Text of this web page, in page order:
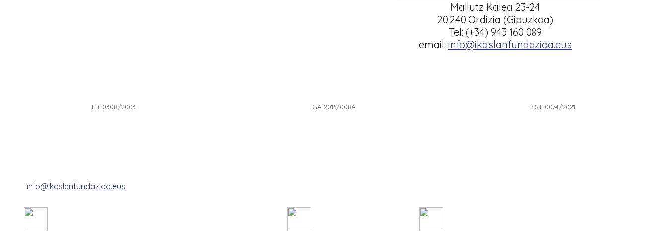
Mallutz Kalea 23-24
20.240 Ordizia (Gipuzkoa)
Tel: (+34) 943 160 089
email: info@ikaslanfundazioa.eus
ER-0308/2003 GA-2016/0084 SST-0074/2021
info@ikaslanfundazioa.eus